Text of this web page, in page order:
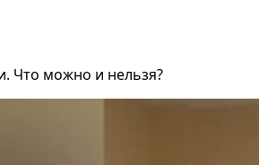
Что можно и нельзя?